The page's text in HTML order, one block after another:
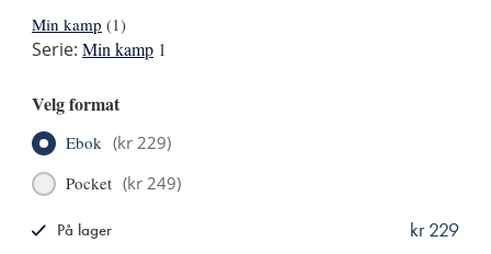
Min kamp (1)
Serie: Min kamp 1
Velg format
Ebok (kr 229)
Pocket (kr 249)
kr 229
På lager